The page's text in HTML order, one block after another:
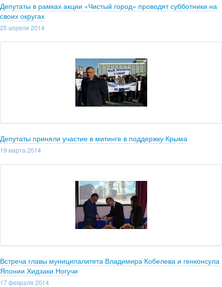
Депутаты в рамках акции «Чистый город» проводят субботники на
своих округах
25 апреля 2014
Депутаты приняли участие в митинге в поддержку Крыма
19 марта 2014
Встреча главы муниципалитета Владимира Кобелева и генконсула
Японии Хидэаки Ногучи
17 февраля 2014